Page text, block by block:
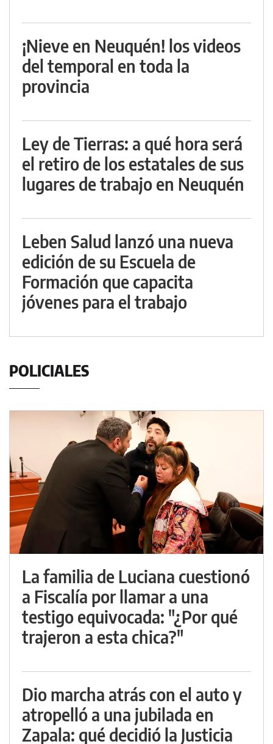
¡Nieve en Neuquén! los videos
del temporal en toda la
provincia
Ley de Tierras: a qué hora será
el retiro de los estatales de sus
lugares de trabajo en Neuquén
Leben Salud lanzó una nueva
edición de su Escuela de
Formación que capacita
jóvenes para el trabajo
POLICIALES
La familia de Luciana cuestionó
a Fiscalía por llamar a una
testigo equivocada: "¿Por qué
trajeron a esta chica?"
Dio marcha atrás con el auto y
atropelló a una jubilada en
Zapala: qué decidió la Justicia